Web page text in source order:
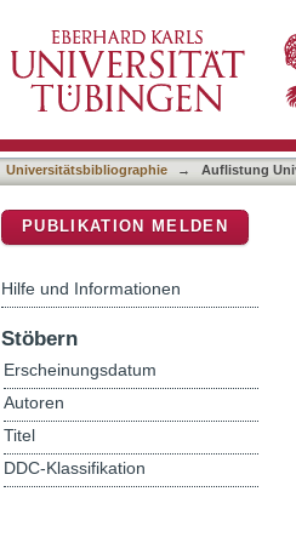
Universitätsbibliographie → Auflistung
PUBLIKATION MELDEN
Hilfe und Informationen
Stöbern
Erscheinungsdatum
Autoren
Titel
DDC-Klassifikation